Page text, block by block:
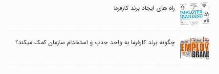
راه های ایجاد برند کارفرما
چگونه برند کارفرما به واحد جذب و استخدام سازمان کمک میکند؟